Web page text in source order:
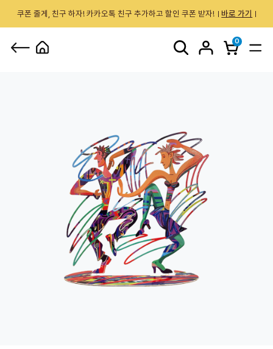
쿠폰 줄게, 친구 하자! 카카오톡 친구 추가하고 할인 쿠폰 받자! 바로 가기
0